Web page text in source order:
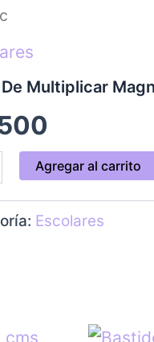
De Multiplicar
Agregar al carrito
Escolares